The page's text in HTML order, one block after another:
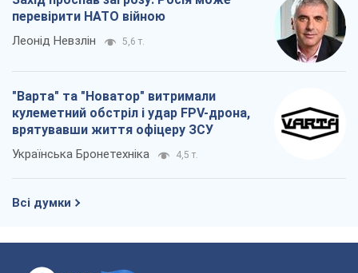
перевірити НАТО війною
Леонід Невзлін 5,6 т.
"Варта" та "Новатор" витримали
кулеметний обстріл і удар FPV-дрона,
врятувавши життя офіцеру ЗСУ
Українська Бронетехніка 4,5 т.
Всі думки